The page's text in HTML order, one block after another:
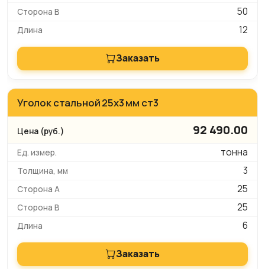
50
12
Заказать
Уголок стальной 25х3 мм ст3
92 490.00
тонна
3
25
25
6
Заказать